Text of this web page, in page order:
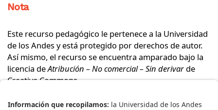
Nota
Este recurso pedagógico le pertenece a la Universidad
de los Andes y está protegido por derechos de autor.
Así mismo, el recurso se encuentra amparado bajo la
licencia deAtribución – No comercial – Sin derivar de
Creative Commons.